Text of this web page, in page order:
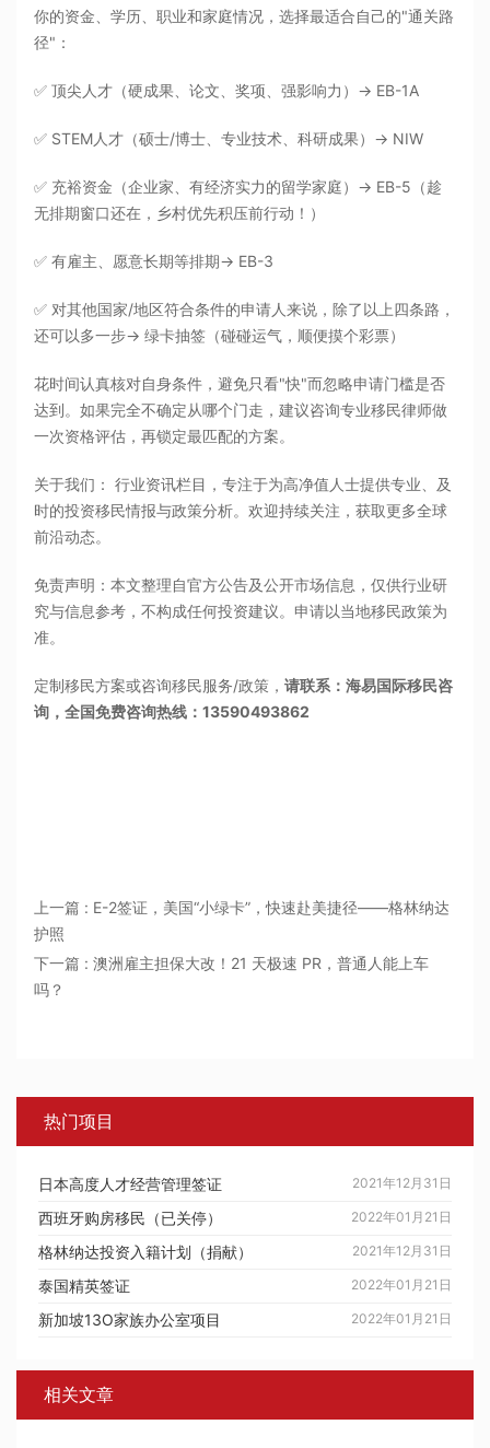
你的资金、学历、职业和家庭情况，选择最适合自己的"通关路
径"：
✅ 顶尖人才（硬成果、论文、奖项、强影响力）→ EB-1A
✅ STEM人才（硕士/博士、专业技术、科研成果）→ NIW
✅ 充裕资金（企业家、有经济实力的留学家庭）→ EB-5（趁
无排期窗口还在，乡村优先积压前行动！）
✅ 有雇主、愿意长期等排期→ EB-3
✅ 对其他国家/地区符合条件的申请人来说，除了以上四条路，
还可以多一步→ 绿卡抽签（碰碰运气，顺便摸个彩票）
花时间认真核对自身条件，避免只看"快"而忽略申请门槛是否
达到。如果完全不确定从哪个门走，建议咨询专业移民律师做
一次资格评估，再锁定最匹配的方案。
关于我们： 行业资讯栏目，专注于为高净值人士提供专业、及
时的投资移民情报与政策分析。欢迎持续关注，获取更多全球
前沿动态。
免责声明：本文整理自官方公告及公开市场信息，仅供行业研
究与信息参考，不构成任何投资建议。申请以当地移民政策为
准。
定制移民方案或咨询移民服务/政策，请联系：海易国际移民咨
询，全国免费咨询热线：13590493862
上一篇 : E-2签证，美国“小绿卡”，快速赴美捷径——格林纳达
护照
下一篇 : 澳洲雇主担保大改！21 天极速 PR，普通人能上车
吗？
热门项目
2021年12月31日
日本高度人才经营管理签证
2022年01月21日
西班牙购房移民（已关停）
2021年12月31日
格林纳达投资入籍计划（捐献）
2022年01月21日
泰国精英签证
2022年01月21日
新加坡13O家族办公室项目
相关文章